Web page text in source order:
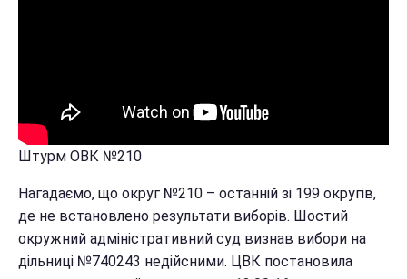
Штурм ОВК №210
Нагадаємо, що округ №210 – останній зі 199 округів,
де не встановлено результати виборів. Шостий
окружний адміністративний суд визнав вибори на
дільниці №740243 недійсними. ЦВК постановила